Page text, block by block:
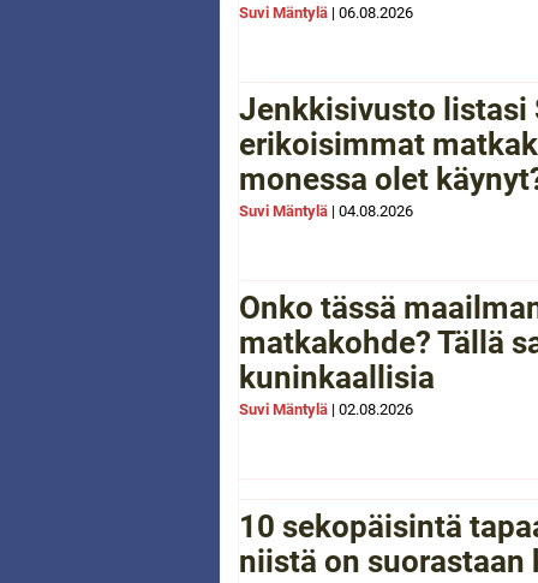
Suvi Mäntylä | 06.08.2026
Jenkkisivusto listasi
erikoisimmat
monessa olet
Suvi Mäntylä | 04.08.2026
Onko tässä
matkakohde? Tällä
kuninkaallisia
Suvi Mäntylä | 02.08.2026
10 sekopäisintä
niistä on suorastaan